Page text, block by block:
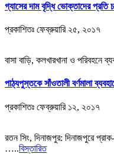
গ্যাসের দাম বৃদ্ধি ভোক্তাদের প্রতি
প্রকাশিতঃ ফেব্রুয়ারি ২৫, ২০১৭
বাসা বাড়ি, কলখারখানা ও
পাঠ্যপুস্তকে সাঁওতালী বর্ণমালা
প্রকাশিতঃ ফেব্রুয়ারি ১২, ২০১৭
রতন সিং, দিনাজপুর: দিনাজপুরে
…..বিস্তারিত